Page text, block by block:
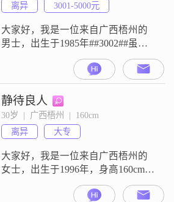
离异
3001-5000元
大家好，我是一位来自广西梧州的
男士，出生于1985年##3002##虽然
我的身高只有160cm，但我相信，身
高并不是衡量一个人价值的唯一标
准##3002##我每月的收入在3001到
5000元之间，虽然不算特别高，但
我一直秉持勤俭节约的原则，努力
工作，希望能给家人一个稳定的生
活##3002##我学历不高，只有高中
及以下，
静待良人
30岁  |  广西梧州  |  160cm
离异
大专
大家好，我是一位来自广西梧州的
女士，出生于1996年，身高160cm，
目前是一名大专学历的工作者
##3002##我性格温和，善解人意，